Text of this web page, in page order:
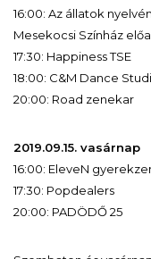
16:00: Az állatok
Mesekocsi Színház
17:30: Happiness TSE
18:00: C&M Dance
20:00: Road zenekar
2019.09.15. vasárnap
16:00: EleveN
17:30: Popdealers
20:00: PADÖDŐ 25